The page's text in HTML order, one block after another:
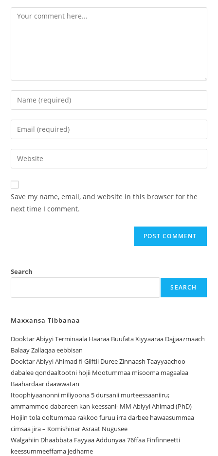
Save my name, email, and website in this browser for the
next time I comment.
Search
SEARCH
Maxxansa Tibbanaa
Dooktar Abiyyi Terminaala Haaraa Buufata Xiyyaaraa Dajjaazmaach
Balaay Zallaqaa eebbisan
Dooktar Abiyyi Ahimad fi Giiftii Duree Zinnaash Taayyaachoo
dabalee qondaaltootni hojii Mootummaa misooma magaalaa
Baahardaar daawwatan
Itoophiyaanonni miliyoona 5 dursanii murteessaaniiru;
ammammoo dabareen kan keessani- MM Abiyyi Ahimad (PhD)
Hojiin tola ooltummaa rakkoo furuu irra darbee hawaasummaa
cimsaa jira – Komishinar Asraat Nugusee
Walgahiin Dhaabbata Fayyaa Addunyaa 76ffaa Finfinneetti
keessummeeffama jedhame